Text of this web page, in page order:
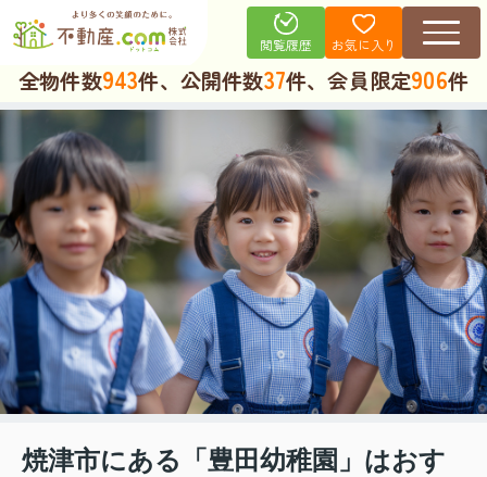
閲覧履歴 お気に入り
全物件数943件、公開件数37件、会員限定906件
焼津市にある「豊田幼稚園」はおす